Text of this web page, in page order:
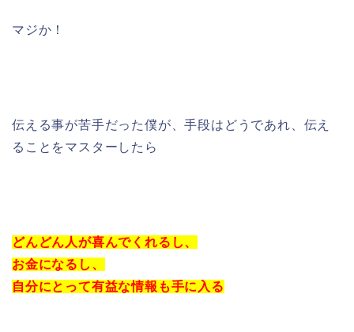
マジか！
伝える事が苦手だった僕が、手段はどうであれ、伝え
ることをマスターしたら
どんどん人が喜んでくれるし、
お金になるし、
自分にとって有益な情報も手に入る